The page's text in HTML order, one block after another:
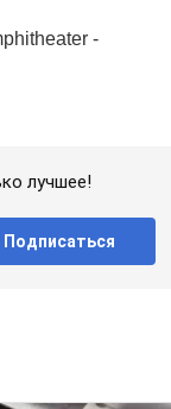
лучшее!
Подписаться